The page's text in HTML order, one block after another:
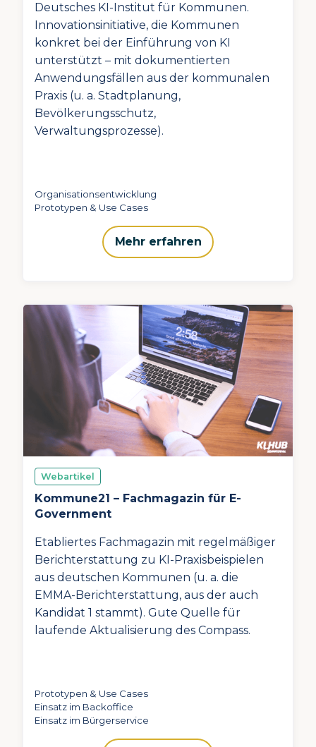
Deutsches KI-Institut für Kommunen.
Innovationsinitiative, die Kommunen
konkret bei der Einführung von KI
unterstützt – mit dokumentierten
Anwendungsfällen aus der kommunalen
Praxis (u. a. Stadtplanung,
Bevölkerungsschutz,
Verwaltungsprozesse).
Organisationsentwicklung
Prototypen & Use Cases
Mehr erfahren
Webartikel
Kommune21 – Fachmagazin für E-
Government
Etabliertes Fachmagazin mit regelmäßiger
Berichterstattung zu KI-Praxisbeispielen
aus deutschen Kommunen (u. a. die
EMMA-Berichterstattung, aus der auch
Kandidat 1 stammt). Gute Quelle für
laufende Aktualisierung des Compass.
Prototypen & Use Cases
Einsatz im Backoffice
Einsatz im Bürgerservice